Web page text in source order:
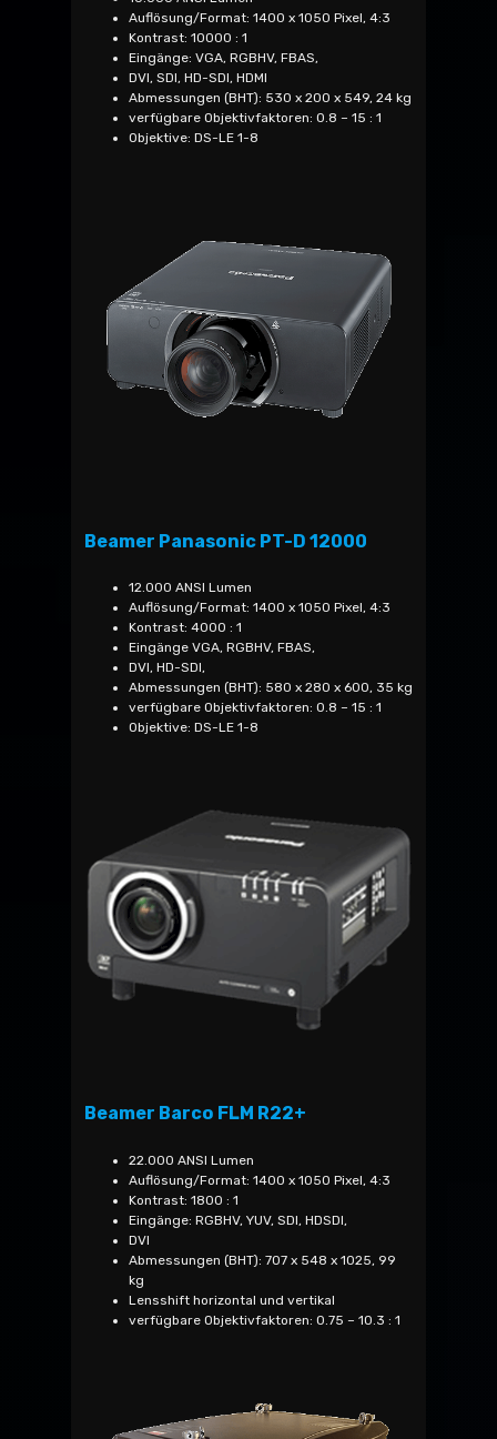
Auflösung/Format: 1400 x 1050 Pixel, 4:3
Kontrast: 10000 : 1
Eingänge: VGA, RGBHV, FBAS,
DVI, SDI, HD-SDI, HDMI
Abmessungen (BHT): 530 x 200 x 549, 24 kg
verfügbare Objektivfaktoren: 0.8 – 15 : 1
Objektive: DS-LE 1-8
Beamer Panasonic PT-D 12000
12.000 ANSI Lumen
Auflösung/Format: 1400 x 1050 Pixel, 4:3
Kontrast: 4000 : 1
Eingänge VGA, RGBHV, FBAS,
DVI, HD-SDI,
Abmessungen (BHT): 580 x 280 x 600, 35 kg
verfügbare Objektivfaktoren: 0.8 – 15 : 1
Objektive: DS-LE 1-8
Beamer Barco FLM R22+
22.000 ANSI Lumen
Auflösung/Format: 1400 x 1050 Pixel, 4:3
Kontrast: 1800 : 1
Eingänge: RGBHV, YUV, SDI, HDSDI,
DVI
Abmessungen (BHT): 707 x 548 x 1025, 99
kg
Lensshift horizontal und vertikal
verfügbare Objektivfaktoren: 0.75 – 10.3 : 1